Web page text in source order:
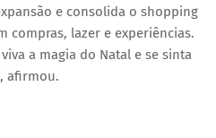
e consolida o shopping
compras, lazer e experiências.
a magia do Natal e se sinta
afirmou.